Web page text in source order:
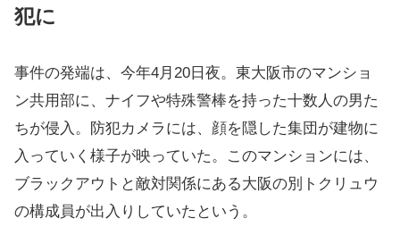
犯に
事件の発端は、今年4月20日夜。東大阪市のマンショ
ン共用部に、ナイフや特殊警棒を持った十数人の男た
ちが侵入。防犯カメラには、顔を隠した集団が建物に
入っていく様子が映っていた。このマンションには、
ブラックアウトと敵対関係にある大阪の別トクリュウ
の構成員が出入りしていたという。